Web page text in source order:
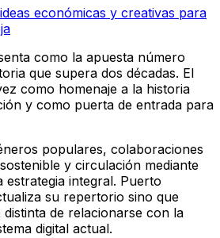
económicas y creativas para
como la apuesta número
que supera dos décadas. El
como homenaje a la historia
y como puerta de entrada para
populares, colaboraciones
y circulación mediante
estrategia integral. Puerto
su repertorio sino que
de relacionarse con la
digital actual.